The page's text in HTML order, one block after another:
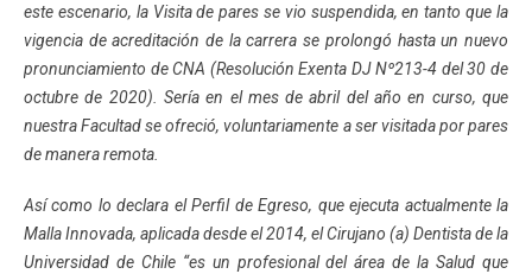
este escenario, la Visita de pares se vio suspendida, en tanto que la
vigencia de acreditación de la carrera se prolongó hasta un nuevo
pronunciamiento de CNA (Resolución Exenta DJ Nº213-4 del 30 de
octubre de 2020). Sería en el mes de abril del año en curso, que
nuestra Facultad se ofreció, voluntariamente a ser visitada por pares
de manera remota.
Así como lo declara el Perfil de Egreso, que ejecuta actualmente la
Malla Innovada, aplicada desde el 2014, el Cirujano (a) Dentista de la
Universidad de Chile “es un profesional del área de la Salud que